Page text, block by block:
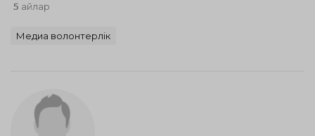
5 айлар
Медиа волонтерлік